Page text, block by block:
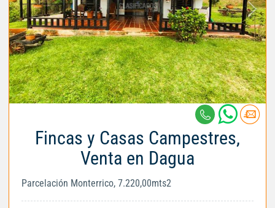
Fincas y Casas Campestres,
Venta en Dagua
Parcelación Monterrico, 7.220,00mts2